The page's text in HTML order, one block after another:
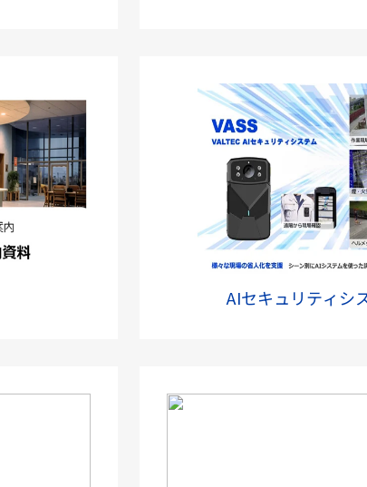
AIセキュリティシ